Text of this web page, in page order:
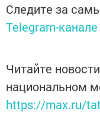
Следите за
Telegram-канале
Читайте
национальном
https://max.ru/